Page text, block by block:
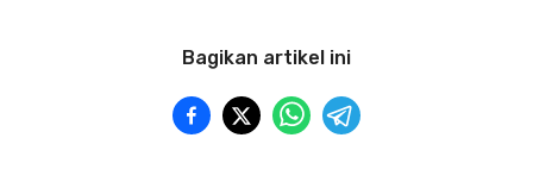
Bagikan artikel ini